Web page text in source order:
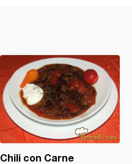
Chili con Carne